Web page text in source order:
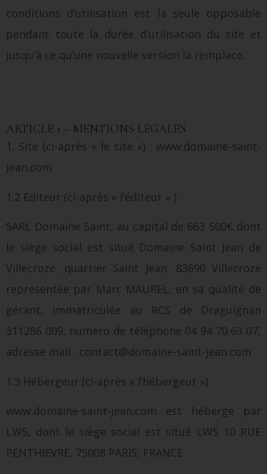
conditions d’utilisation est la seule opposable
pendant toute la durée d’utilisation du site et
jusqu’à ce qu’une nouvelle version la remplace.
ARTICLE 1 – MENTIONS LÉGALES
1. Site (ci-après « le site ») : www.domaine-saint-
jean.com
1.2 Editeur (ci-après « l’éditeur » ) :
SARL Domaine Saint, au capital de 663 500€ dont
le siège social est situé Domaine Saint Jean de
Villecroze, quartier Saint Jean, 83690 Villecroze
représentée par Marc MAUREL, en sa qualité de
gérant, immatriculée au RCS de Draguignan
311286 009, numéro de téléphone 04 94 70 63 07,
adresse mail : contact@domaine-saint-jean.com
1.3 Hébergeur (ci-après « l’hébergeur ») :
www.domaine-saint-jean.com est hébergé par
LWS, dont le siège social est situé LWS 10 RUE
PENTHIEVRE, 75008 PARIS, FRANCE .